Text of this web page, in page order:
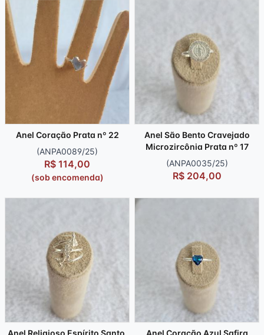
Anel Coração Prata nº 22
(ANPA0089/25)
R$ 114,00
(sob encomenda)
Anel São Bento Cravejado
Microzircônia Prata nº 17
(ANPA0035/25)
R$ 204,00
Anel Religioso Espírito Santo, Anel Coração Azul Safira